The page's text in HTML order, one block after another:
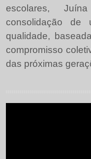
escolares,
consolidação de
qualidade,
compromisso
das próximas